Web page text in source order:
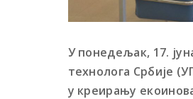
У понедељак, 17.
технолога Србије
у креирању